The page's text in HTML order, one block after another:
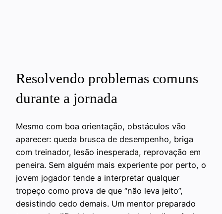
Resolvendo problemas comuns
durante a jornada
Mesmo com boa orientação, obstáculos vão
aparecer: queda brusca de desempenho, briga
com treinador, lesão inesperada, reprovação em
peneira. Sem alguém mais experiente por perto, o
jovem jogador tende a interpretar qualquer
tropeço como prova de que “não leva jeito”,
desistindo cedo demais. Um mentor preparado